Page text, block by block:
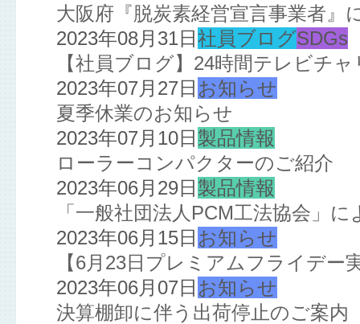
大阪府『脱炭素経営宣言事業者』
2023年08月31日 社員ブログSDGs
【社員ブログ】24時間テレビチ
2023年07月27日 お知らせ
夏季休業のお知らせ
2023年07月10日 製品情報
ローラーコンパクターのご紹介
2023年06月29日 製品情報
「一般社団法人PCM工法協会」
2023年06月15日 お知らせ
【6月23日プレミアムフライデー
2023年06月07日 お知らせ
決算棚卸に伴う出荷停止のご案内